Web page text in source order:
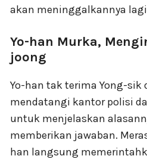
akan meninggalkannya
Yo-han Murka,
joong
Yo-han tak terima Yong-sik
mendatangi kantor polisi
untuk menjelaskan
memberikan jawaban.
han langsung